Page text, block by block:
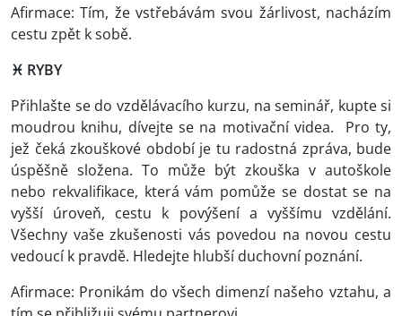
Afirmace: Tím, že vstřebávám svou žárlivost, nacházím
cestu zpět k sobě.
♓ RYBY
Přihlašte se do vzdělávacího kurzu, na seminář, kupte si
moudrou knihu, dívejte se na motivační videa. Pro ty,
jež čeká zkouškové období je tu radostná zpráva, bude
úspěšně složena. To může být zkouška v autoškole
nebo rekvalifikace, která vám pomůže se dostat se na
vyšší úroveň, cestu k povýšení a vyššímu vzdělání.
Všechny vaše zkušenosti vás povedou na novou cestu
vedoucí k pravdě. Hledejte hlubší duchovní poznání.
Afirmace: Pronikám do všech dimenzí našeho vztahu, a